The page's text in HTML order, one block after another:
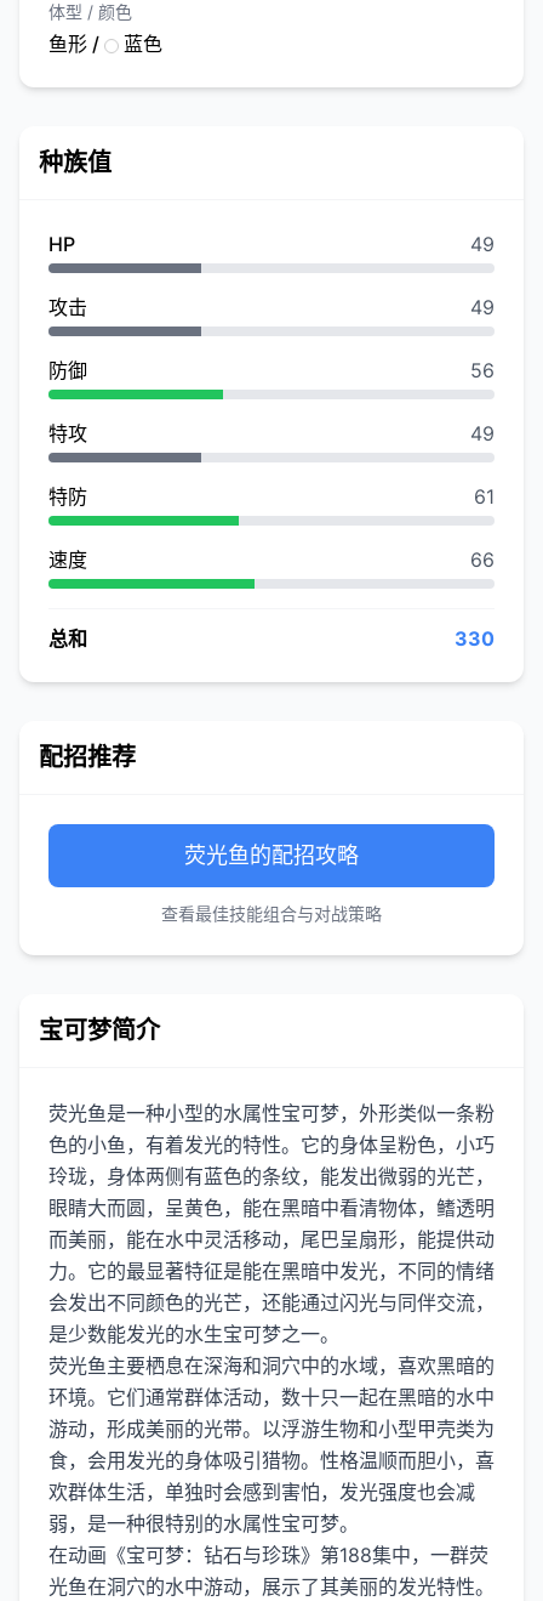
体型 / 颜色
鱼形 / 蓝色
种族值
HP 49
攻击 49
防御 56
特攻 49
特防 61
速度 66
总和 330
配招推荐
荧光鱼的配招攻略
查看最佳技能组合与对战策略
宝可梦简介
荧光鱼是一种小型的水属性宝可梦，外形类似一条粉
色的小鱼，有着发光的特性。它的身体呈粉色，小巧
玲珑，身体两侧有蓝色的条纹，能发出微弱的光芒，
眼睛大而圆，呈黄色，能在黑暗中看清物体，鳍透明
而美丽，能在水中灵活移动，尾巴呈扇形，能提供动
力。它的最显著特征是能在黑暗中发光，不同的情绪
会发出不同颜色的光芒，还能通过闪光与同伴交流，
是少数能发光的水生宝可梦之一。
荧光鱼主要栖息在深海和洞穴中的水域，喜欢黑暗的
环境。它们通常群体活动，数十只一起在黑暗的水中
游动，形成美丽的光带。以浮游生物和小型甲壳类为
食，会用发光的身体吸引猎物。性格温顺而胆小，喜
欢群体生活，单独时会感到害怕，发光强度也会减
弱，是一种很特别的水属性宝可梦。
在动画《宝可梦：钻石与珍珠》第188集中，一群荧
光鱼在洞穴的水中游动，展示了其美丽的发光特性。